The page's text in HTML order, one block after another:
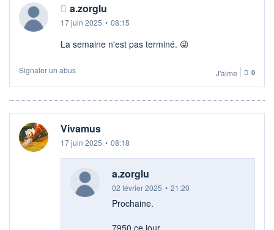
a.zorglu
17 juin 2025 • 08:15
La semaine n'est pas terminé. 😜
Signaler un abus J'aime 0
Vivamus
17 juin 2025 • 08:18
a.zorglu
02 février 2025 • 21:20
Prochaine.
7950 ce jour.